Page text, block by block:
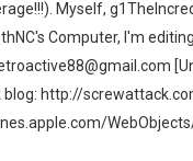
Myself,
Computer, I'm
http://